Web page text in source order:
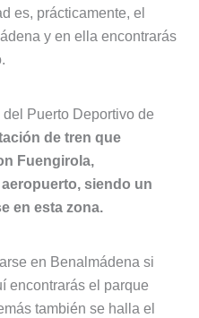
es, prácticamente, el
y en ella encontrarás
Puerto Deportivo de
de tren que
Fuengirola,
siendo un
en esta zona.
en Benalmádena si
encontrarás el parque
también se halla el